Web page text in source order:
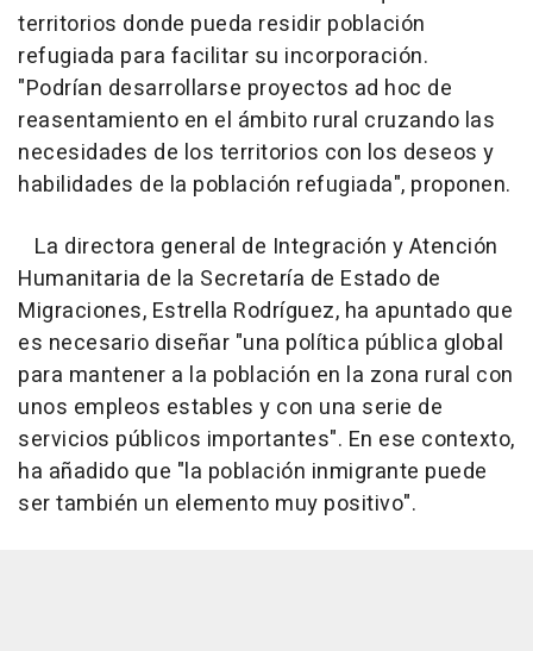
territorios donde pueda residir población
refugiada para facilitar su incorporación.
"Podrían desarrollarse proyectos ad hoc de
reasentamiento en el ámbito rural cruzando las
necesidades de los territorios con los deseos y
habilidades de la población refugiada", proponen.
La directora general de Integración y Atención
Humanitaria de la Secretaría de Estado de
Migraciones, Estrella Rodríguez, ha apuntado que
es necesario diseñar "una política pública global
para mantener a la población en la zona rural con
unos empleos estables y con una serie de
servicios públicos importantes". En ese contexto,
ha añadido que "la población inmigrante puede
ser también un elemento muy positivo".